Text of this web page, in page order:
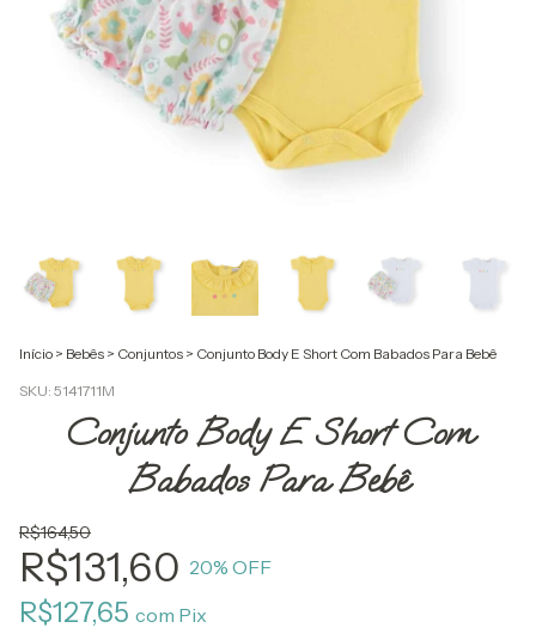
Início > Bebês > Conjuntos > Conjunto Body E Short Com Babados Para Bebê
SKU: 5141711M
Conjunto Body E Short Com
Babados Para Bebê
R$164,50
R$131,60 20% OFF
R$127,65 com Pix